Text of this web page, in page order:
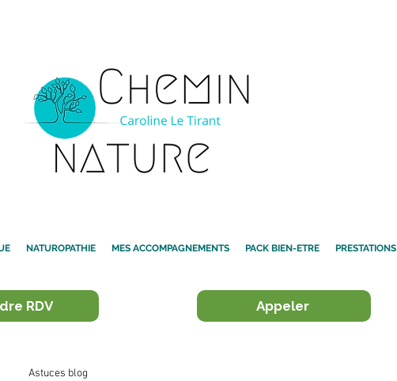
NATUROPATHIE MES ACCOMPAGNEMENTS PACK BIEN-ETRE PRESTATIONS
RDV Appeler
Astuces blog